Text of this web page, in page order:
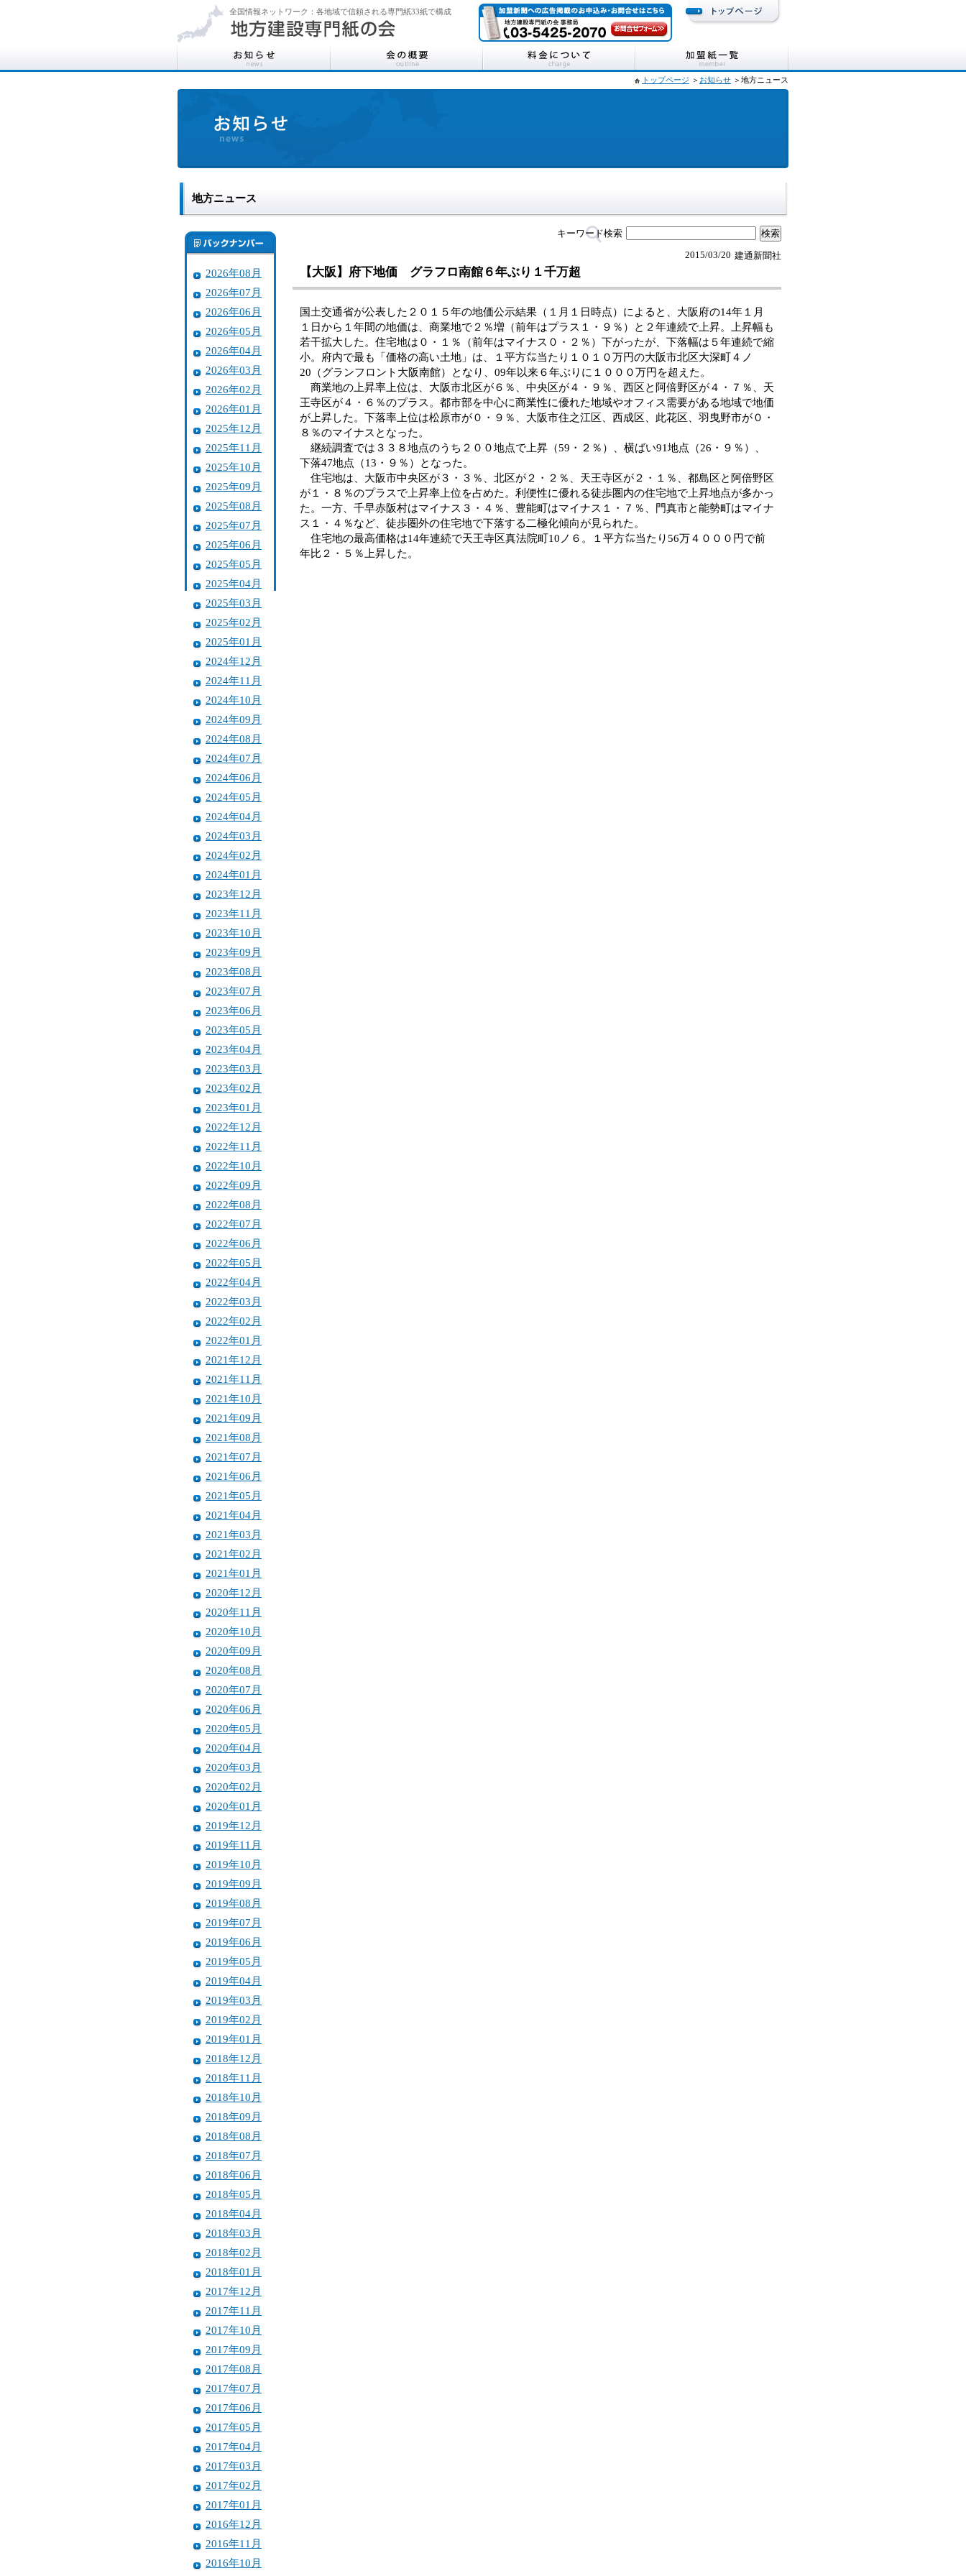
全国情報ネットワーク：各地域で信頼される専門紙33紙で構成
トップページ ＞ お知らせ ＞地方ニュース
地方ニュース
2026年08月
2026年07月
2026年06月
2026年05月
2026年04月
2026年03月
2026年02月
2026年01月
2025年12月
2025年11月
2025年10月
2025年09月
2025年08月
2025年07月
2025年06月
2025年05月
2025年04月
2025年03月
2025年02月
2025年01月
2024年12月
2024年11月
2024年10月
2024年09月
2024年08月
2024年07月
2024年06月
2024年05月
2024年04月
2024年03月
2024年02月
2024年01月
2023年12月
2023年11月
2023年10月
2023年09月
2023年08月
2023年07月
2023年06月
2023年05月
2023年04月
2023年03月
2023年02月
2023年01月
2022年12月
2022年11月
2022年10月
2022年09月
2022年08月
2022年07月
2022年06月
2022年05月
2022年04月
2022年03月
2022年02月
2022年01月
2021年12月
2021年11月
2021年10月
2021年09月
2021年08月
2021年07月
2021年06月
2021年05月
2021年04月
2021年03月
2021年02月
2021年01月
2020年12月
2020年11月
2020年10月
2020年09月
2020年08月
2020年07月
2020年06月
2020年05月
2020年04月
2020年03月
2020年02月
2020年01月
2019年12月
2019年11月
2019年10月
2019年09月
2019年08月
2019年07月
2019年06月
2019年05月
2019年04月
2019年03月
2019年02月
2019年01月
2018年12月
2018年11月
2018年10月
2018年09月
2018年08月
2018年07月
2018年06月
2018年05月
2018年04月
2018年03月
2018年02月
2018年01月
2017年12月
2017年11月
2017年10月
2017年09月
2017年08月
2017年07月
2017年06月
2017年05月
2017年04月
2017年03月
2017年02月
2017年01月
2016年12月
2016年11月
2016年10月
キーワード検索
建通新聞社
2015/03/20
【大阪】府下地価 グラフロ南館６年ぶり１千万超
国土交通省が公表した２０１５年の地価公示結果（１月１日時点）によると、大阪府の14年１月
１日から１年間の地価は、商業地で２％増（前年はプラス１・９％）と２年連続で上昇。上昇幅も
若干拡大した。住宅地は０・１％（前年はマイナス０・２％）下がったが、下落幅は５年連続で縮
小。府内で最も「価格の高い土地」は、１平方㍍当たり１０１０万円の大阪市北区大深町４ノ
20（グランフロント大阪南館）となり、09年以来６年ぶりに１０００万円を超えた。
商業地の上昇率上位は、大阪市北区が６％、中央区が４・９％、西区と阿倍野区が４・７％、天
王寺区が４・６％のプラス。都市部を中心に商業性に優れた地域やオフィス需要がある地域で地価
が上昇した。下落率上位は松原市が０・９％、大阪市住之江区、西成区、此花区、羽曳野市が０・
８％のマイナスとなった。
継続調査では３３８地点のうち２００地点で上昇（59・２％）、横ばい91地点（26・９％）、
下落47地点（13・９％）となった。
住宅地は、大阪市中央区が３・３％、北区が２・２％、天王寺区が２・１％、都島区と阿倍野区
が１・８％のプラスで上昇率上位を占めた。利便性に優れる徒歩圏内の住宅地で上昇地点が多かっ
た。一方、千早赤阪村はマイナス３・４％、豊能町はマイナス１・７％、門真市と能勢町はマイナ
ス１・４％など、徒歩圏外の住宅地で下落する二極化傾向が見られた。
住宅地の最高価格は14年連続で天王寺区真法院町10ノ６。１平方㍍当たり56万４０００円で前
年比２・５％上昇した。